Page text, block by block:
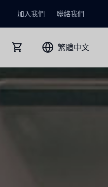
加入我們 聯絡我們
繁體中文